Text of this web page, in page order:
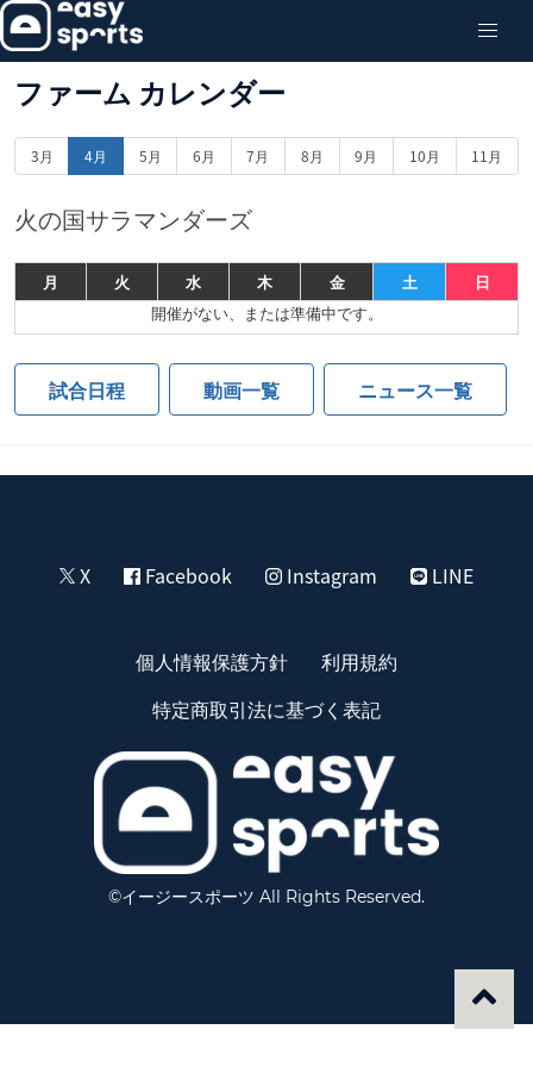
ファーム カレンダー
3月 4月 5月 6月 7月 8月 9月 10月 11月
火の国サラマンダーズ
月 火 水 木 金 土
日
開催がない、または準備中です。
試合日程 動画一覧 ニュース一覧
X Facebook Instagram LINE
個人情報保護方針
利用規約
特定商取引法に基づく表記
©イージースポーツ All Rights Reserved.